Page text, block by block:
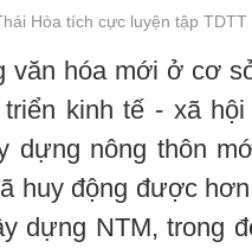
Hòa tích cực luyện tập TDTT
văn hóa mới ở cơ
kinh tế - xã
dựng nông thôn
huy động được
dựng NTM, trong